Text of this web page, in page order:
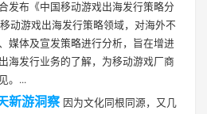
发布《中国移动游戏出海发行策略分
动游戏出海发行策略领域，对海外不
媒体及宣发策略进行分析，旨在增进
海发行业务的了解，为移动游戏厂商
。...
新游洞察 因为文化同根同源，又几